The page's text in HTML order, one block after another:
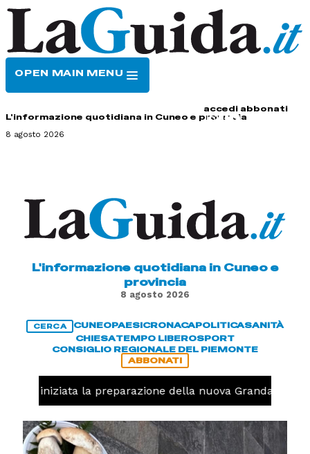
OPEN MAIN MENU
accedi abbonati
L'informazione quotidiana in Cuneo e provincia
8 agosto 2026
L'informazione quotidiana in Cuneo e
provincia
8 agosto 2026
CERCA CUNEOPAESICRONACAPOLITICASANITÀ
CHIESATEMPO LIBEROSPORT
CONSIGLIO REGIONALE DEL PIEMONTE
ABBONATI
iniziata la preparazione della nuova Granda Volley